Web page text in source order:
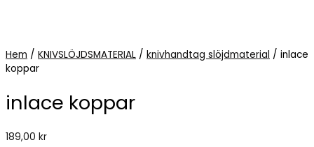
Hem / KNIVSLÖJDSMATERIAL / knivhandtag slöjdmaterial / inlace
koppar
inlace koppar
189,00 kr